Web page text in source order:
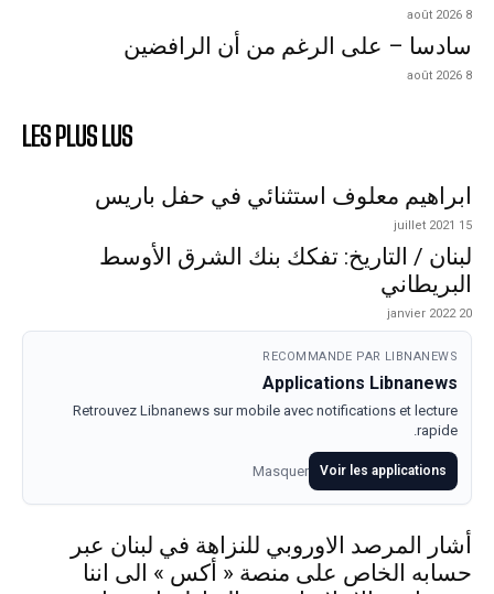
8 août 2026
سادسا – على الرغم من أن الرافضين
8 août 2026
LES PLUS LUS
ابراهيم معلوف استثنائي في حفل باريس
15 juillet 2021
لبنان / التاريخ: تفكك بنك الشرق الأوسط
البريطاني
20 janvier 2022
RECOMMANDE PAR LIBNANEWS
Applications Libnanews
Retrouvez Libnanews sur mobile avec notifications et lecture
rapide.
Voir les applications
Masquer
أشار المرصد الاوروبي للنزاهة في لبنان عبر
حسابه الخاص على منصة « أكس » الى اننا